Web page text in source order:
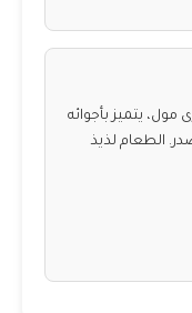
يتميز بأجوائه
الطعام لذيذ